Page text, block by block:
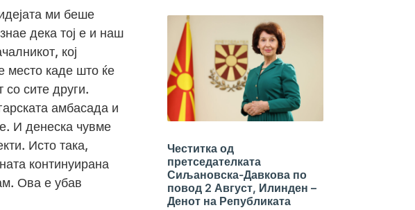
ми беше
дека тој е и наш
кој
место каде што ќе
со сите други.
амбасада и
И денеска чувме
Исто така,
континуирана
Ова е убав
Честитка од
претседателката
Сиљановска-Давкова по
повод 2 Август, Илинден –
Денот на Републиката